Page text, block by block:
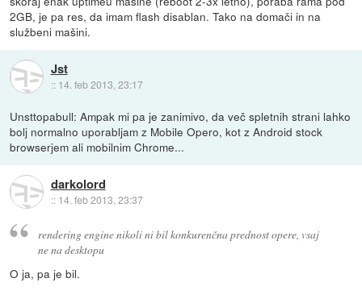
2GB, je pa res, da imam flash disablan. Tako na domači in na
službeni mašini.
Jst
:: 14. feb 2013, 23:17
Unsttopabull: Ampak mi pa je zanimivo, da več spletnih strani lahko
bolj normalno uporabljam z Mobile Opero, kot z Android stock
browserjem ali mobilnim Chrome...
darkolord
:: 14. feb 2013, 23:37
rendering engine nikoli ni bil konkurenčna prednost opere, vsaj
ne na desktopu
O ja, pa je bil.